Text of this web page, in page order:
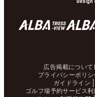
広告掲載について
プライバシーポリシ
ガイドライン
ゴルフ場予約サービス利